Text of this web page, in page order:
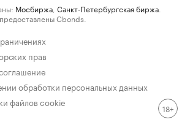
Мосбиржа Санкт-Петербургская биржа
Cbonds.
прав
обработки персональных данных
файлов cookie
18+